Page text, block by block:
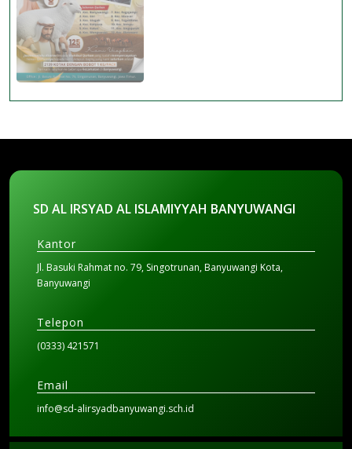
SD AL IRSYAD AL ISLAMIYYAH BANYUWANGI
Kantor
Jl. Basuki Rahmat no. 79, Singotrunan, Banyuwangi Kota,
Banyuwangi
Telepon
(0333) 421571
Email
info@sd-alirsyadbanyuwangi.sch.id